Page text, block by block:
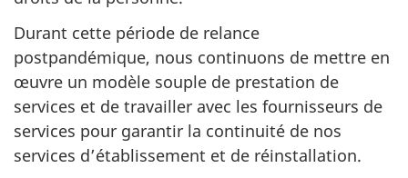
Durant cette période de relance
postpandémique, nous continuons de mettre en
œuvre un modèle souple de prestation de
services et de travailler avec les fournisseurs de
services pour garantir la continuité de nos
services d’établissement et de réinstallation.